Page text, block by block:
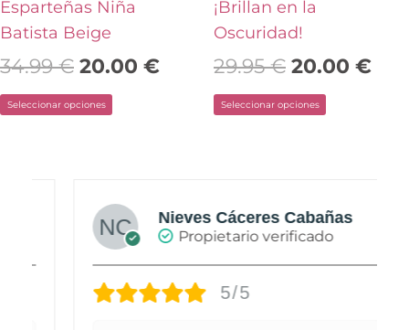
Esparteñas Niña
Batista Beige
34.99€ 20.00 €
Seleccionar opciones
página
de
producto
¡Brillan en la
Oscuridad!
29.95€ 20.00 €
Seleccionar opciones
página
de
producto
Nieves Cáceres Cabañas
Propietario verificado
5/5